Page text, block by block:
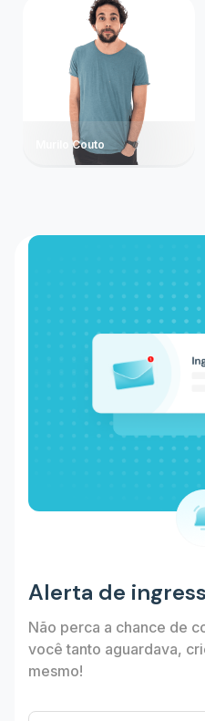
Murilo Couto
Alerta de
Não perca a chance de
você tanto aguardava,
mesmo!